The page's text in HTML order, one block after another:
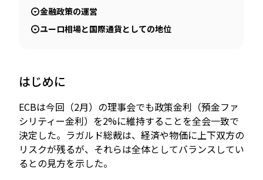
金融政策の運営
ユーロ相場と国際通貨としての地位
はじめに
ECBは今回（2月）の理事会でも政策金利（預金ファ
シリティー金利）を2%に維持することを全会一致で
決定した。ラガルド総裁は、経済や物価に上下双方の
リスクが残るが、それらは全体としてバランスしてい
るとの見方を示した。